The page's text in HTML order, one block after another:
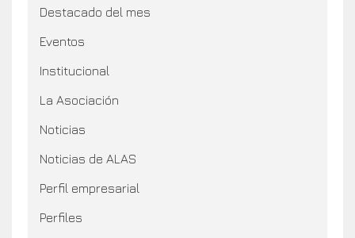
Destacado del mes
Eventos
Institucional
La Asociación
Noticias
Noticias de ALAS
Perfil empresarial
Perfiles